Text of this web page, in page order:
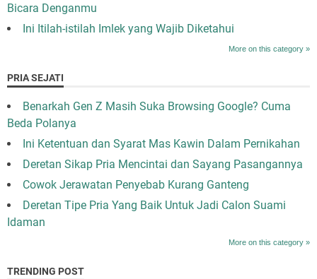
Bicara Denganmu
Ini Itilah-istilah Imlek yang Wajib Diketahui
More on this category »
PRIA SEJATI
Benarkah Gen Z Masih Suka Browsing Google? Cuma
Beda Polanya
Ini Ketentuan dan Syarat Mas Kawin Dalam Pernikahan
Deretan Sikap Pria Mencintai dan Sayang Pasangannya
Cowok Jerawatan Penyebab Kurang Ganteng
Deretan Tipe Pria Yang Baik Untuk Jadi Calon Suami
Idaman
More on this category »
TRENDING POST